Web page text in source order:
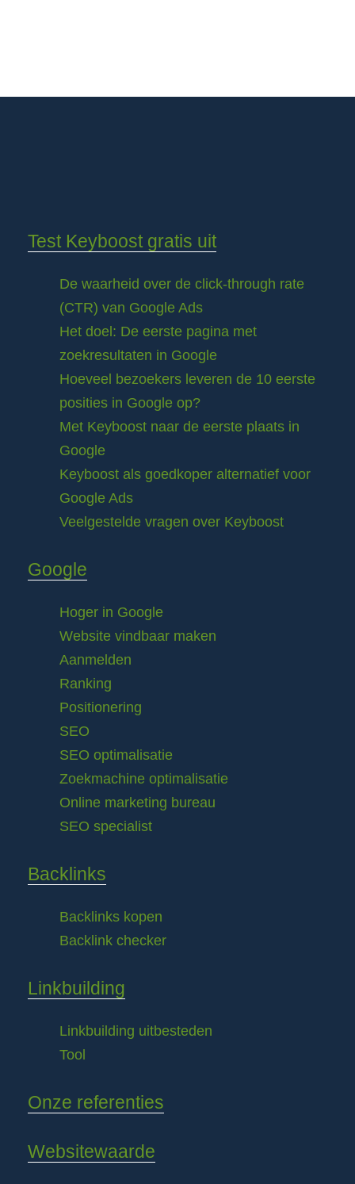
Test Keyboost gratis uit
De waarheid over de click-through rate
(CTR) van Google Ads
Het doel: De eerste pagina met
zoekresultaten in Google
Hoeveel bezoekers leveren de 10 eerste
posities in Google op?
Met Keyboost naar de eerste plaats in
Google
Keyboost als goedkoper alternatief voor
Google Ads
Veelgestelde vragen over Keyboost
Google
Hoger in Google
Website vindbaar maken
Aanmelden
Ranking
Positionering
SEO
SEO optimalisatie
Zoekmachine optimalisatie
Online marketing bureau
SEO specialist
Backlinks
Backlinks kopen
Backlink checker
Linkbuilding
Linkbuilding uitbesteden
Tool
Onze referenties
Websitewaarde